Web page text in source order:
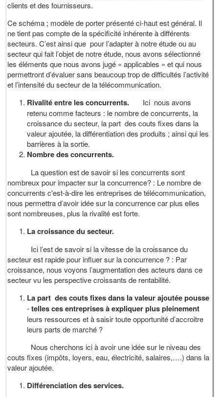
clients et des fournisseurs.
Ce schéma ; modèle de porter présenté ci-haut est général. Il
ne tient pas compte de la spécificité inhérente à différents
secteurs. C’est ainsi que pour l’adapter à notre étude ou au
secteur qui fait l’objet de notre étude, nous avons sélectionné
les éléments que nous avons jugé « applicables » et qui nous
permettront d’évaluer sans beaucoup trop de difficultés l’activité
et l’intensité du secteur de la télécommunication.
Rivalité entre les concurrents. Ici nous avons
retenu comme facteurs : le nombre de concurrents, la
croissance du secteur, la part des couts fixes dans la
valeur ajoutée, la différentiation des produits ; ainsi qui les
barrières à la sortie.
Nombre des concurrents.
La question est de savoir si les concurrents sont
nombreux pour impacter sur la concurrence? : Le nombre de
concurrents c'est-à-dire les entreprises de télécommunication,
nous permettra d’avoir idée sur la concurrence car plus elles
sont nombreuses, plus la rivalité est forte.
La croissance du secteur.
Ici l’est de savoir si la vitesse de la croissance du
secteur est rapide pour influer sur la concurrence ? : Par
croissance, nous voyons l’augmentation des acteurs dans ce
secteur vu les perspective croissants de rentabilité.
La part des couts fixes dans la valeurajoutéepousse
-tellescesentreprisesàexpliquerpluspleinement
leurs ressources et à saisir toute opportunité d’accroitre
leurs parts de marché ?
Nous cherchons ici à avoir une idée sur le niveau des
couts fixes (impôts, loyers, eau, électricité, salaires,….) dans la
valeur ajoutée.
Différenciation des services.